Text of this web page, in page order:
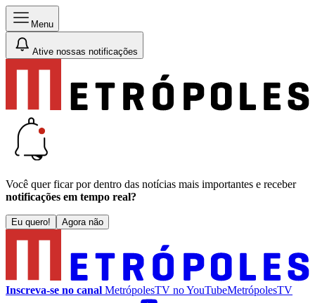
Menu
Ative nossas notificações
Você quer ficar por dentro das notícias mais importantes e receber
notificações em tempo real?
Eu quero! Agora não
Inscreva-se no canal MetrópolesTV noYouTubeMetrópolesTV